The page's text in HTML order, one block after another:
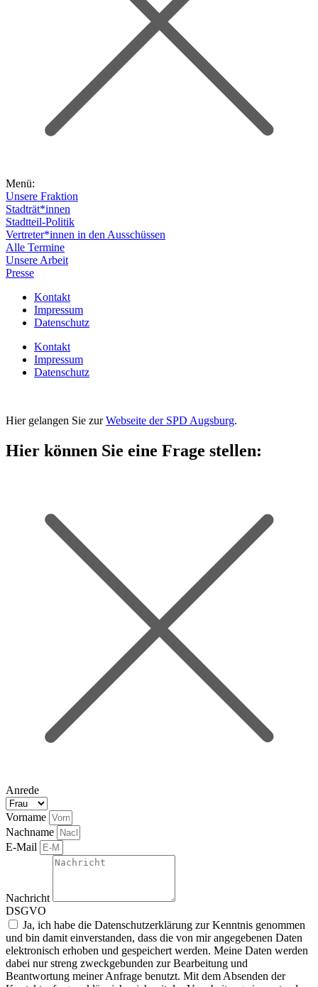
Menü:
Unsere Fraktion
Stadträt*innen
Stadtteil-Politik
Vertreter*innen in den Ausschüssen
Alle Termine
Unsere Arbeit
Presse
Kontakt
Impressum
Datenschutz
Kontakt
Impressum
Datenschutz
Hier gelangen Sie zurWebseite der SPD Augsburg.
Hier können Sie eine Frage stellen:
Anrede
Vorname
Nachname
E-Mail
Nachricht
DSGVO
Ja, ich habe die Datenschutzerklärung zur Kenntnis genommen
und bin damit einverstanden, dass die von mir angegebenen Daten
elektronisch erhoben und gespeichert werden. Meine Daten werden
dabei nur streng zweckgebunden zur Bearbeitung und
Beantwortung meiner Anfrage benutzt. Mit dem Absenden der